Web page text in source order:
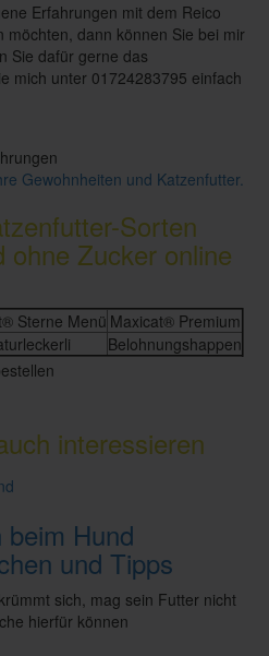
Erfahrungen mit dem Reico
möchten, dann können Sie bei mir
Sie dafür gerne das
mich unter 01724283795 einfach
Gewohnheiten und Katzenfutter.
Sorten
ohne Zucker online
Sterne Menü Maxicat® Premium
Belohnungshappen
interessieren
Hund
und Tipps
sich, mag sein Futter nicht
hierfür können